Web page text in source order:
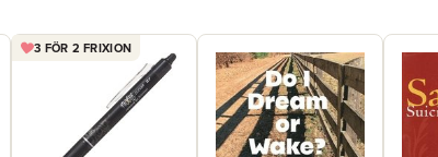
3 FÖR 2 FRIXION